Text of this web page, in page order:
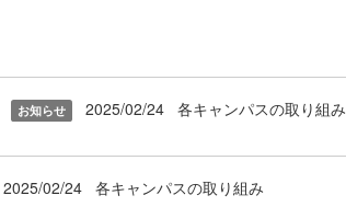
お知らせ 2025/02/24 各キャンパスの取り組み
2025/02/24 各キャンパスの取り組み